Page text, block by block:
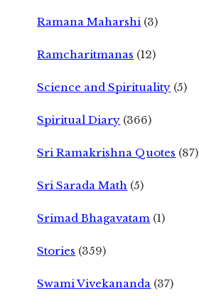
Ramana Maharshi (3)
Ramcharitmanas (12)
Science and Spirituality (5)
Spiritual Diary (366)
Sri Ramakrishna Quotes (87)
Sri Sarada Math (5)
Srimad Bhagavatam (1)
Stories (359)
Swami Vivekananda (37)